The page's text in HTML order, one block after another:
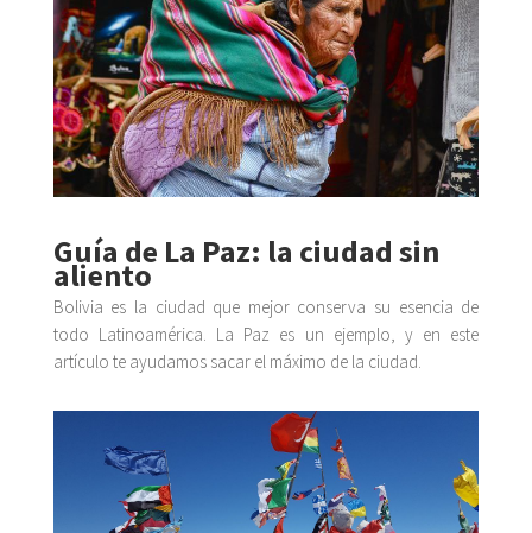
Guía de La Paz: la ciudad sin
aliento
Bolivia es la ciudad que mejor conserva su esencia de
todo Latinoamérica. La Paz es un ejemplo, y en este
artículo te ayudamos sacar el máximo de la ciudad.